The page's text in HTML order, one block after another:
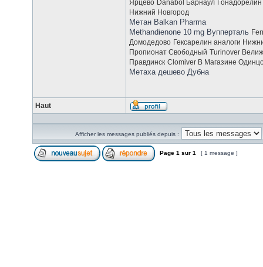
Ярцево Danabol Барнаул
Нижний Новгород
Метан Balkan Pharma
Methandienone 10 mg Вупперталь
Домодедово Гексарелин аналоги
Пропионат Свободный Turinover Велиж
Правдинск Clomiver В Магазине
Метаха дешево Дубна
Haut
Afficher les messages publiés depuis :
Page 1 sur 1 [ 1 message ]